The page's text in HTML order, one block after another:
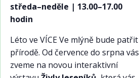
středa–neděle | 13.00–17.00
hodin
Léto ve VÍCE Ve mlýně bude patřit
přírodě. Od července do srpna vás
zveme na novou interaktivní